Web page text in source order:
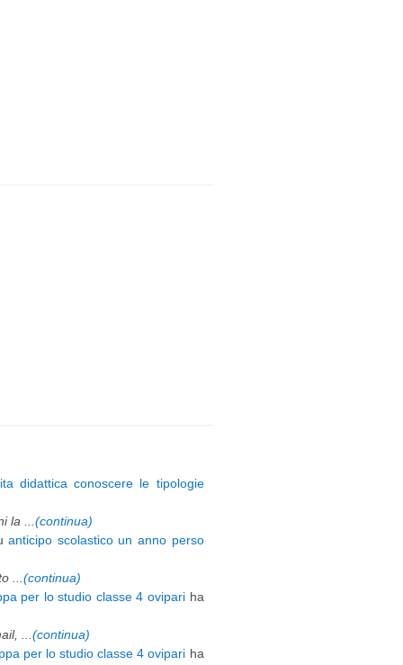
didattica conoscere le tipologie
la ... (continua)
anticipo scolastico un anno perso
... (continua)
per lo studio classe 4 ovipariha
... (continua)
per lo studio classe 4 ovipari ha